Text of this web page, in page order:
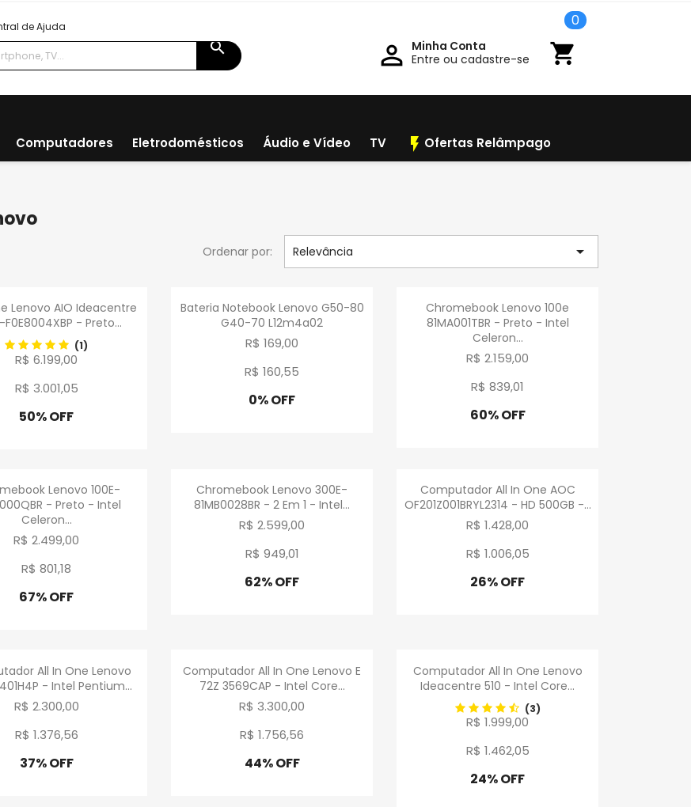
de Ajuda
search  Minha Conta
Entre ou cadastre-se
shopping_cart
0
Computadores Eletrodomésticos Áudio e Vídeo TV flash_on Ofertas Relâmpago
Ordenar por: Relevância 
rápida
Lenovo AIO Ideacentre
- Preto...
(1)
R$ 6.199,00
R$ 3.001,05
50% OFF
 Visualização rápida
Bateria Notebook Lenovo G50-80
G40-70 L12m4a02
R$ 169,00
R$ 160,55
0% OFF
Visualização rápida
Chromebook Lenovo 100e
81MA001TBR - Preto - Intel
Celeron...
R$ 2.159,00
R$ 839,01
60% OFF
rápida
Lenovo 100E-
- Preto - Intel
Celeron...
R$ 2.499,00
R$ 801,18
67% OFF
Visualização rápida
Chromebook Lenovo 300E-
81MB0028BR - 2 Em 1 - Intel...
R$ 2.599,00
R$ 949,01
62% OFF
Visualização rápida
Computador All In One AOC
OF201Z001BRYL2314 - HD 500GB -...
R$ 1.428,00
R$ 1.006,05
26% OFF
rápida
All In One Lenovo
- Intel Pentium...
R$ 2.300,00
R$ 1.376,56
37% OFF
Visualização rápida
Computador All In One Lenovo E
72Z 3569CAP - Intel Core...
R$ 3.300,00
R$ 1.756,56
44% OFF
Visualização rápida
Computador All In One Lenovo
Ideacentre 510 - Intel Core...
(3)
R$ 1.999,00
R$ 1.462,05
24% OFF